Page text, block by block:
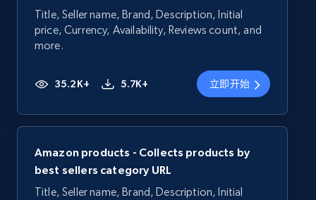
Title, Seller name, Brand, Description, Initial
price, Currency, Availability, Reviews count, and
more.
35.2K+ 5.7K+ 立即开始
Amazon products - Collects products by
best sellers category URL
Title, Seller name, Brand, Description, Initial